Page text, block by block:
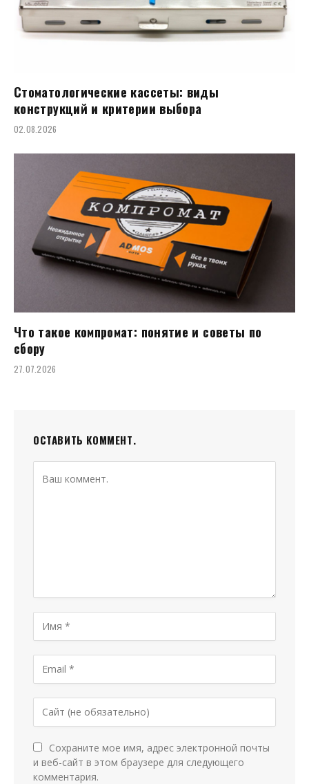
Стоматологические кассеты: виды
конструкций и критерии выбора
02.08.2026
Что такое компромат: понятие и советы по
сбору
27.07.2026
ОСТАВИТЬ КОММЕНТ.
Сохраните мое имя, адрес электронной почты
и веб-сайт в этом браузере для следующего
комментария.